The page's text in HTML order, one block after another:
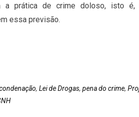
a prática de crime doloso, isto é,
essa previsão.
, Lei de Drogas, pena do crime,